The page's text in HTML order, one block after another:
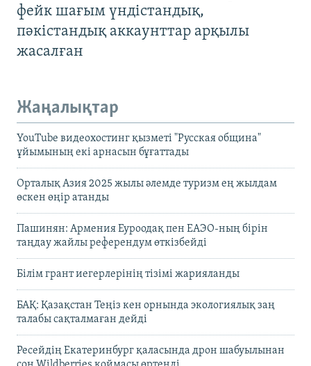
фейк шағым үндістандық,
пәкістандық аккаунттар арқылы
жасалған
Жаңалықтар
YouTube видеохостинг қызметі "Русская община"
ұйымының екі арнасын бұғаттады
Орталық Азия 2025 жылы әлемде туризм ең жылдам
өскен өңір атанды
Пашинян: Армения Еуроодақ пен ЕАЭО-ның бірін
таңдау жайлы референдум өткізбейді
Білім грант иегерлерінің тізімі жарияланды
БАҚ: Қазақстан Теңіз кен орнында экологиялық заң
талабы сақталмаған дейді
Ресейдің Екатеринбург қаласында дрон шабуылынан